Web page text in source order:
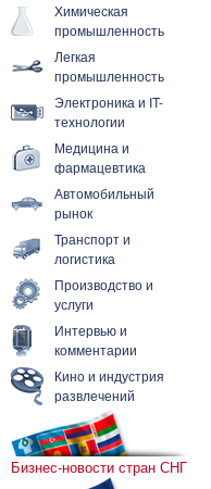
Химическая
промышленность
Легкая
промышленность
Электроника и IT-
технологии
Медицина и
фармацевтика
Автомобильный
рынок
Транспорт и
логистика
Производство и
услуги
Интервью и
комментарии
Кино и индустрия
развлечений
Бизнес-новости стран СНГ